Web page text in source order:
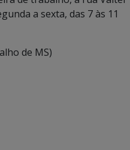
a sexta, das 7 às 11
de MS)